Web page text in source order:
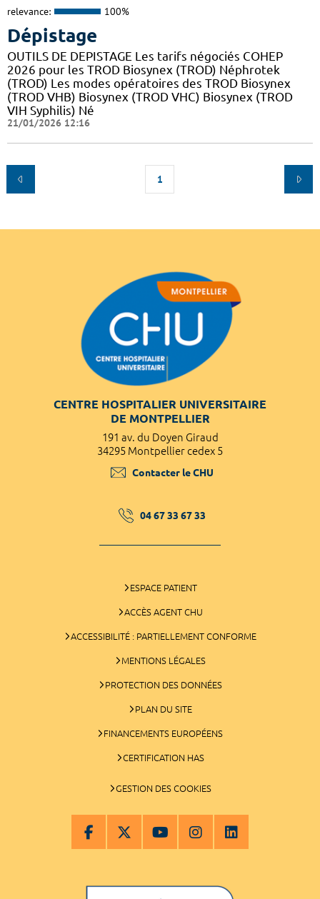
relevance: 100%
Dépistage
OUTILS DE DEPISTAGE Les tarifs négociés COHEP
2026 pour les TROD Biosynex (TROD) Néphrotek
(TROD) Les modes opératoires des TROD Biosynex
(TROD VHB) Biosynex (TROD VHC) Biosynex (TROD
VIH Syphilis) Né
21/01/2026 12:16
1
CENTRE HOSPITALIER UNIVERSITAIRE
DE MONTPELLIER
191 av. du Doyen Giraud
34295 Montpellier cedex 5
Contacter le CHU
04 67 33 67 33
ESPACE PATIENT
ACCÈS AGENT CHU
ACCESSIBILITÉ : PARTIELLEMENT CONFORME
MENTIONS LÉGALES
PROTECTION DES DONNÉES
PLAN DU SITE
FINANCEMENTS EUROPÉENS
CERTIFICATION HAS
GESTION DES COOKIES